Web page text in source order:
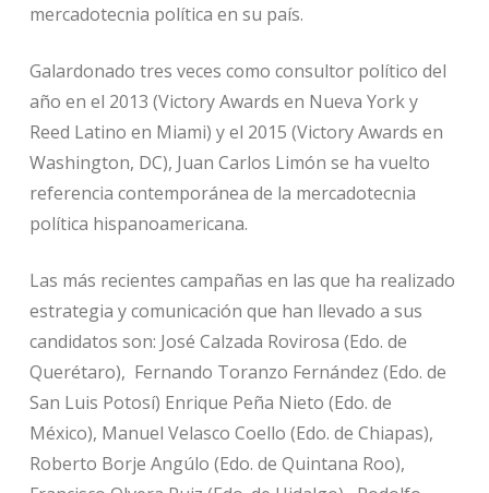
mercadotecnia política en su país.
Galardonado tres veces como consultor político del
año en el 2013 (Victory Awards en Nueva York y
Reed Latino en Miami) y el 2015 (Victory Awards en
Washington, DC), Juan Carlos Limón se ha vuelto
referencia contemporánea de la mercadotecnia
política hispanoamericana.
Las más recientes campañas en las que ha realizado
estrategia y comunicación que han llevado a sus
candidatos son: José Calzada Rovirosa (Edo. de
Querétaro), Fernando Toranzo Fernández (Edo. de
San Luis Potosí) Enrique Peña Nieto (Edo. de
México), Manuel Velasco Coello (Edo. de Chiapas),
Roberto Borje Angúlo (Edo. de Quintana Roo),